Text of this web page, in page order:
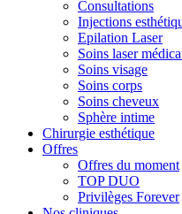
Consultations
Injections
Epilation Laser
Soins laser
Soins visage
Soins corps
Soins cheveux
Sphère intime
Chirurgie esthétique
Offres
Offres du moment
TOP DUO
Privilèges Forever